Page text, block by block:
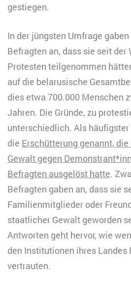
gestiegen.
In der jüngsten Umfrage
Befragten an, dass sie seit der
Protesten teilgenommen
auf die belarusische
dies etwa 700.000 Menschen
Jahren. Die Gründe, zu
unterschiedlich. Als häufigster
die Erschütterung genannt,
Gewalt gegen
Befragten ausgelöst hatte.
Befragten gaben an, dass sie
Familienmitglieder oder
staatlicher Gewalt geworden
Antworten geht hervor, wie
den Institutionen ihres Landes
vertrauten.